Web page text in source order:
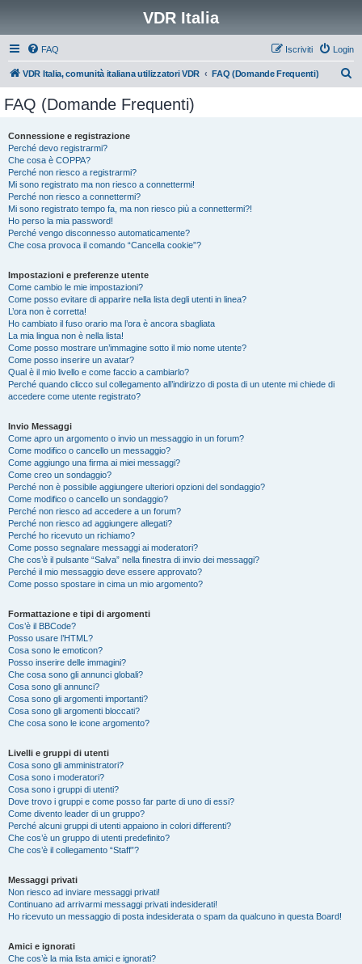
VDR Italia
FAQ Login
Iscriviti
VDR Italia, comunità italiana utilizzatori VDR FAQ (Domande Frequenti)
FAQ (Domande Frequenti)
Connessione e registrazione
Perché devo registrarmi?
Che cosa è COPPA?
Perché non riesco a registrarmi?
Mi sono registrato ma non riesco a connettermi!
Perché non riesco a connettermi?
Mi sono registrato tempo fa, ma non riesco più a connettermi?!
Ho perso la mia password!
Perché vengo disconnesso automaticamente?
Che cosa provoca il comando “Cancella cookie”?
Impostazioni e preferenze utente
Come cambio le mie impostazioni?
Come posso evitare di apparire nella lista degli utenti in linea?
L’ora non è corretta!
Ho cambiato il fuso orario ma l’ora è ancora sbagliata
La mia lingua non è nella lista!
Come posso mostrare un’immagine sotto il mio nome utente?
Come posso inserire un avatar?
Qual è il mio livello e come faccio a cambiarlo?
Perché quando clicco sul collegamento all’indirizzo di posta di un utente mi chiede di
accedere come utente registrato?
Invio Messaggi
Come apro un argomento o invio un messaggio in un forum?
Come modifico o cancello un messaggio?
Come aggiungo una firma ai miei messaggi?
Come creo un sondaggio?
Perché non è possibile aggiungere ulteriori opzioni del sondaggio?
Come modifico o cancello un sondaggio?
Perché non riesco ad accedere a un forum?
Perché non riesco ad aggiungere allegati?
Perché ho ricevuto un richiamo?
Come posso segnalare messaggi ai moderatori?
Che cos’è il pulsante “Salva” nella finestra di invio dei messaggi?
Perché il mio messaggio deve essere approvato?
Come posso spostare in cima un mio argomento?
Formattazione e tipi di argomenti
Cos’è il BBCode?
Posso usare l’HTML?
Cosa sono le emoticon?
Posso inserire delle immagini?
Che cosa sono gli annunci globali?
Cosa sono gli annunci?
Cosa sono gli argomenti importanti?
Cosa sono gli argomenti bloccati?
Che cosa sono le icone argomento?
Livelli e gruppi di utenti
Cosa sono gli amministratori?
Cosa sono i moderatori?
Cosa sono i gruppi di utenti?
Dove trovo i gruppi e come posso far parte di uno di essi?
Come divento leader di un gruppo?
Perché alcuni gruppi di utenti appaiono in colori differenti?
Che cos’è un gruppo di utenti predefinito?
Che cos’è il collegamento “Staff”?
Messaggi privati
Non riesco ad inviare messaggi privati!
Continuano ad arrivarmi messaggi privati indesiderati!
Ho ricevuto un messaggio di posta indesiderata o spam da qualcuno in questa Board!
Amici e ignorati
Che cos’è la mia lista amici e ignorati?